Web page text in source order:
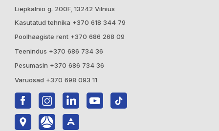
Liepkalnio g. 200F, 13242 Vilnius
Kasutatud tehnika +370 618 344 79
Poolhaagiste rent +370 686 268 09
Teenindus +370 686 734 36
Pesumasin +370 686 734 36
Varuosad +370 698 093 11